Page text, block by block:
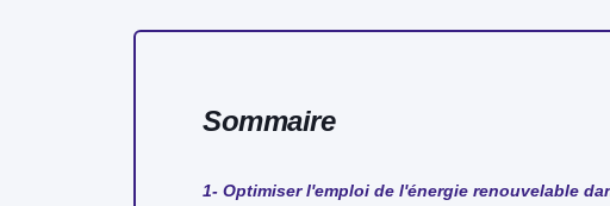
Sommaire
1- Optimiser l'emploi de l'énergie renouvelable